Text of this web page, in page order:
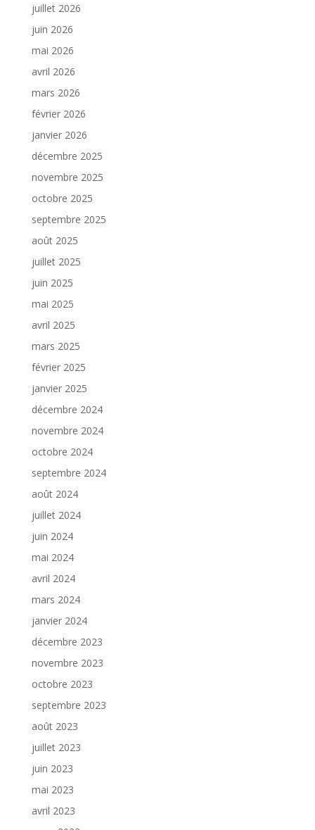
juillet 2026
juin 2026
mai 2026
avril 2026
mars 2026
février 2026
janvier 2026
décembre 2025
novembre 2025
octobre 2025
septembre 2025
août 2025
juillet 2025
juin 2025
mai 2025
avril 2025
mars 2025
février 2025
janvier 2025
décembre 2024
novembre 2024
octobre 2024
septembre 2024
août 2024
juillet 2024
juin 2024
mai 2024
avril 2024
mars 2024
janvier 2024
décembre 2023
novembre 2023
octobre 2023
septembre 2023
août 2023
juillet 2023
juin 2023
mai 2023
avril 2023